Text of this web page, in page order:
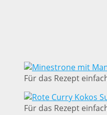
Für das Rezept
Für das Rezept